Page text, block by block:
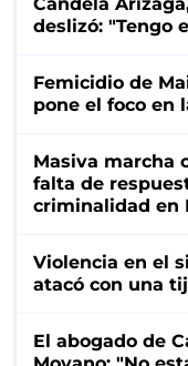
deslizó: "Tengo
Femicidio de
pone el foco en
Masiva marcha
falta de
criminalidad en
Violencia en el
atacó con una
El abogado de